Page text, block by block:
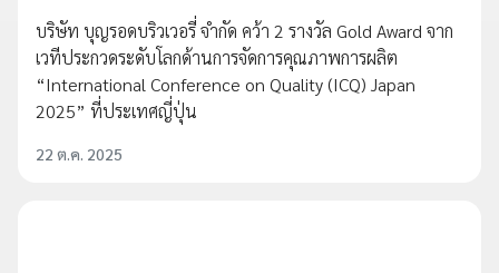
บริษัท บุญรอดบริวเวอรี่ จำกัด คว้า 2 รางวัล Gold Award จาก
เวทีประกวดระดับโลกด้านการจัดการคุณภาพการผลิต
“International Conference on Quality (ICQ) Japan
2025” ที่ประเทศญี่ปุ่น
22 ต.ค. 2025